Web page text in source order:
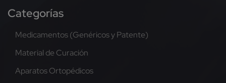
Categorías
Medicamentos (Genéricos y Patente)
Material de Curación
Aparatos Ortopédicos